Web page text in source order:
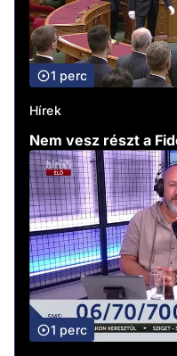
1 perc
Hírek
Nem vesz részt a
1 perc